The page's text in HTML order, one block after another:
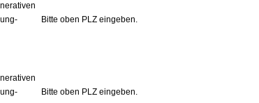
Bitte oben PLZ eingeben.
Bitte oben PLZ eingeben.